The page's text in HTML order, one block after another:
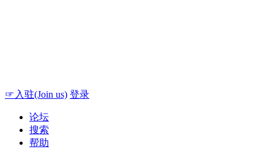
☞入驻(Join us) 登录
论坛
搜索
帮助